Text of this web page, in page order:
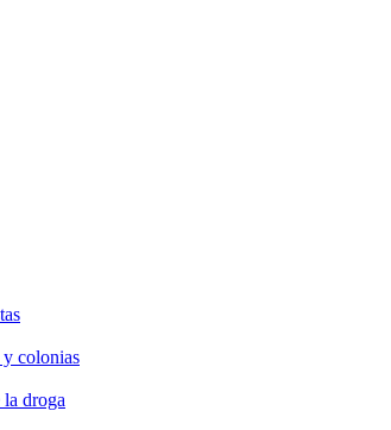
y colonias
droga